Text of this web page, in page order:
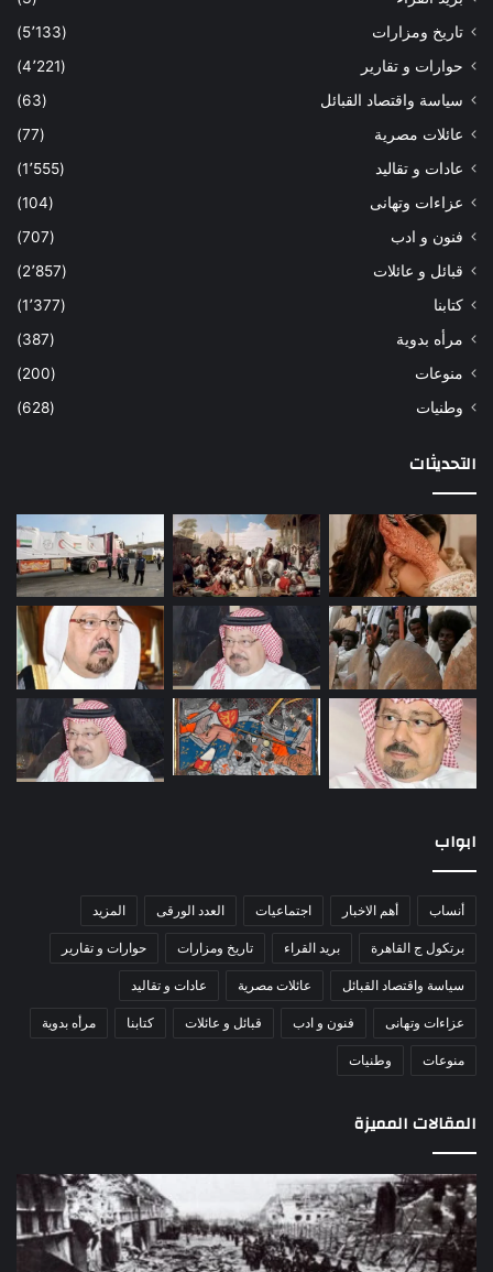
تاريخ ومزارات
(5٬133)
حوارات و تقارير
(4٬221)
سياسة واقتصاد القبائل
(63)
عائلات مصرية
(77)
عادات و تقاليد
(1٬555)
عزاءات وتهانى
(104)
فنون و ادب
(707)
قبائل و عائلات
(2٬857)
كتابنا
(1٬377)
مرأه بدوية
(387)
منوعات
(200)
وطنيات
(628)
التحديثات
ابواب
أنساب أهم الاخبار اجتماعيات العدد الورقى المزيد
برتكول ج القاهرة بريد القراء تاريخ ومزارات حوارات و تقارير
سياسة واقتصاد القبائل عائلات مصرية عادات و تقاليد
عزاءات وتهانى فنون و ادب قبائل و عائلات كتابنا مرأه بدوية
منوعات وطنيات
المقالات المميزة
مذبحة
اللد..
القصة
الكاملة